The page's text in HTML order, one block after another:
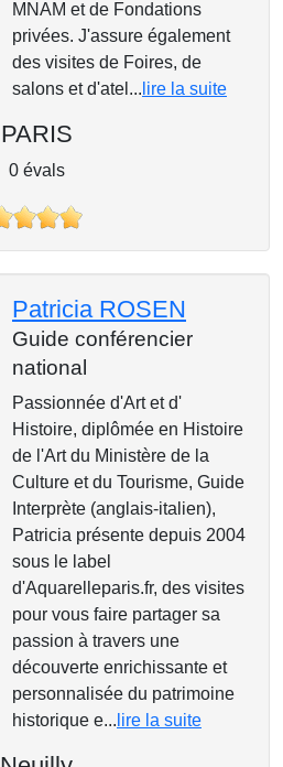
MNAM et de Fondations
privées. J'assure également
des visites de Foires, de
salons et d'atel... lire la suite
PARIS
0 évals
Patricia ROSEN
Guide conférencier
national
Passionnée d'Art et d'
Histoire, diplômée en Histoire
de l'Art du Ministère de la
Culture et du Tourisme, Guide
Interprète (anglais-italien),
Patricia présente depuis 2004
sous le label
d'Aquarelleparis.fr, des visites
pour vous faire partager sa
passion à travers une
découverte enrichissante et
personnalisée du patrimoine
historique e... lire la suite